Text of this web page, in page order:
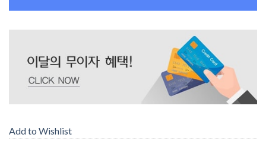
Add to Wishlist